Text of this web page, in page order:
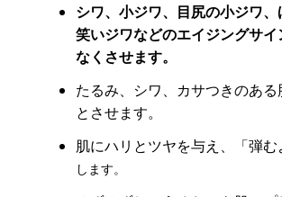
シワ、小ジワ、 目尻の小ジワ、
笑いジワなどのエイジングサイ
なくさせます。
たるみ、シワ、カサつきのある
とさせます。
肌にハリとツヤを与え、「弾
します。